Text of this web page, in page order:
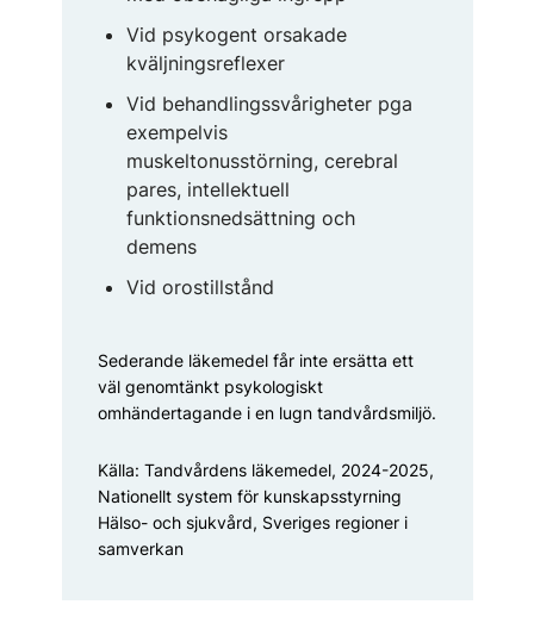
Vid psykogent orsakade
kväljningsreflexer
Vid behandlingssvårigheter pga
exempelvis
muskeltonusstörning, cerebral
pares, intellektuell
funktionsnedsättning och
demens
Vid orostillstånd
Sederande läkemedel får inte ersätta ett
väl genomtänkt psykologiskt
omhändertagande i en lugn tandvårdsmiljö.
Källa: Tandvårdens läkemedel, 2024-2025,
Nationellt system för kunskapsstyrning
Hälso- och sjukvård, Sveriges regioner i
samverkan